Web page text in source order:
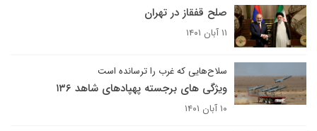
صلح قفقاز در تهران
۱۱ آبان ۱۴۰۱
سلاح‌هایی که غرب را ترسانده است
ویژگی های برجسته پهپادهای شاهد ۱۳۶
۱۰ آبان ۱۴۰۱